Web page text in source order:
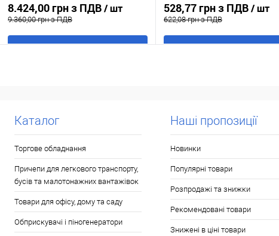
8.424,00 грн з ПДВ/ шт
9.360,00 грн з ПДВ
У обране
528,77 грн з ПДВ/ шт
622,08 грн з ПДВ
У обране
В
Каталог
Торгове обладнання
Причепи для легкового транспорту,
бусів та малотонажних вантажівок
Товари для офісу, дому та саду
Обприскувачі і піногенератори
Наші пропозиції
Новинки
Популярні товари
Розпродажі та знижки
Рекомендовані товари
Знижені в ціні товари